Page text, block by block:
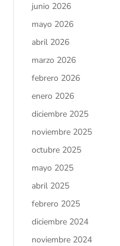
junio 2026
mayo 2026
abril 2026
marzo 2026
febrero 2026
enero 2026
diciembre 2025
noviembre 2025
octubre 2025
mayo 2025
abril 2025
febrero 2025
diciembre 2024
noviembre 2024